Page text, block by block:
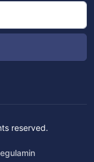
reserved.